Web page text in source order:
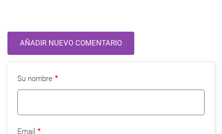
AÑADIR NUEVO COMENTARIO
Su nombre
Email